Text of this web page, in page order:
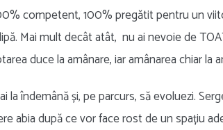
competent, 100% pregătit pentru un
Mai mult decât atât, nu ai nevoie de
duce la amânare, iar amânarea chiar la
la îndemână și, pe parcurs, să evoluezi.
abia după ce vor face rost de un spațiu